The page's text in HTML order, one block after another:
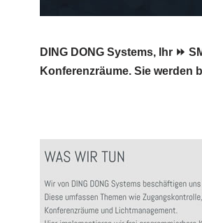
DING DONG Systems, Ihr ⏩
Konferenzräume. Sie werden